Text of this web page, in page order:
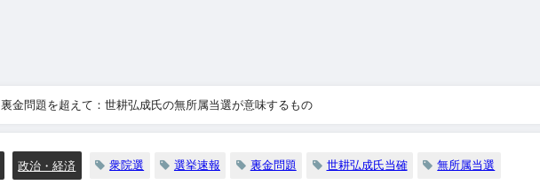
裏金問題を超えて：世耕弘成氏の無所属当選が意味するもの
政治・経済 衆院選 選挙速報 裏金問題 世耕弘成氏当確 無所属当選